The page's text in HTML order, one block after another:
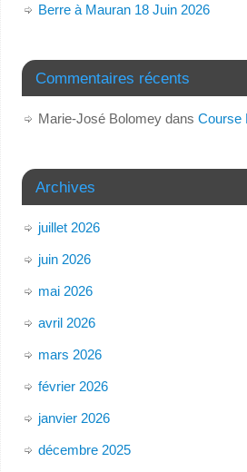
Berre à Mauran 18 Juin 2026
Commentaires récents
Marie-José Bolomeydans Course
Archives
juillet 2026
juin 2026
mai 2026
avril 2026
mars 2026
février 2026
janvier 2026
décembre 2025